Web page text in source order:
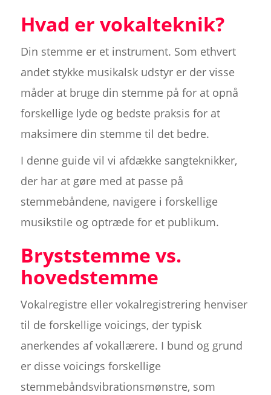
Hvad er vokalteknik?
Din stemme er et instrument. Som ethvert
andet stykke musikalsk udstyr er der visse
måder at bruge din stemme på for at opnå
forskellige lyde og bedste praksis for at
maksimere din stemme til det bedre.
I denne guide vil vi afdække sangteknikker,
der har at gøre med at passe på
stemmebåndene, navigere i forskellige
musikstile og optræde for et publikum.
Bryststemme vs.
hovedstemme
Vokalregistre eller vokalregistrering henviser
til de forskellige voicings, der typisk
anerkendes af vokallærere. I bund og grund
er disse voicings forskellige
stemmebåndsvibrationsmønstre, som